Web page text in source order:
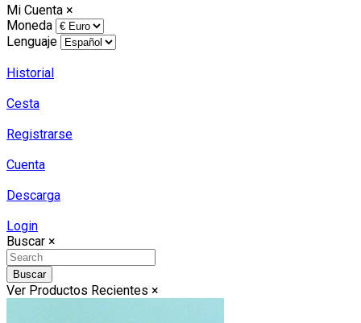
Mi Cuenta ×
Moneda
Lenguaje
Historial
Cesta
Registrarse
Cuenta
Descarga
Login
Buscar ×
Buscar
Ver Productos Recientes ×